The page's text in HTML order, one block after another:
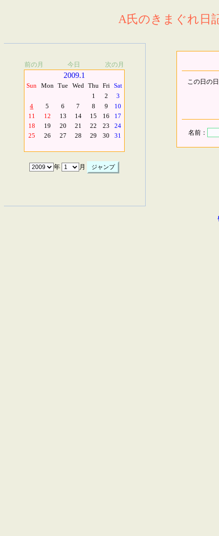
A氏のきまぐれ日
前の月 今日 次の月
2009.1
Sun Mon Tue Wed Thu Fri Sat
1
2
3
4
5 6 7 8 9
10
11
12 13 14 15 16
17
18
19 20 21 22 23
24
25
26 27 28 29 30 31
年 月
この日の
名前：